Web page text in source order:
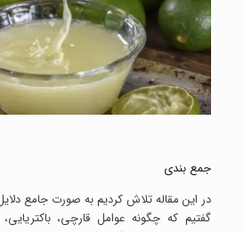
جمع بندی
در این مقاله تلاش کردیم به صورت جامع
گفتیم که چگونه عوامل قارچی،